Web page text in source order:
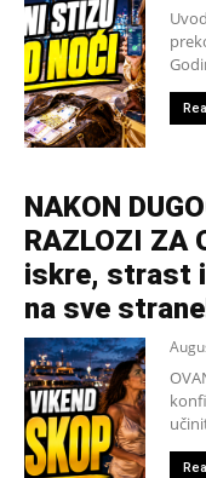
NAKON
RAZLOZI ZA
iskre, strast
na sve